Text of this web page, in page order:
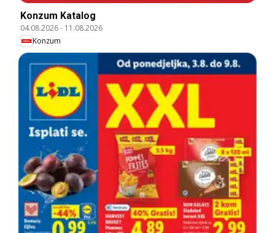
Konzum Katalog
04.08.2026- 11.08.2026
Konzum